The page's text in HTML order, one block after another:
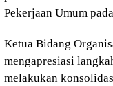
Pekerjaan Umum
Ketua Bidang
mengapresiasi
melakukan